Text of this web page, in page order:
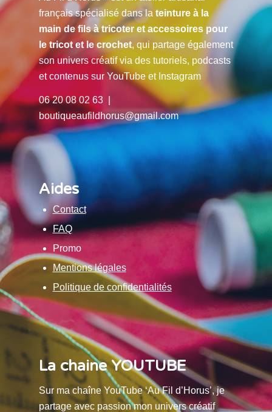
français spécialisé dans la teinture à la
main de fils à tricoter et accessoires pour
le tricot et le crochet, qui partage également
son univers créatif via des tutoriels, podcasts
et contenus sur YouTube et Instagram
06 20 08 02 63 |
boutiqueaufildhorus@gmail.com
Aides
Contact
FAQ
Promo
Mentions légales
Politique de confidentialités
La chaine YOUTUBE
Sur ma chaîne YouTube ‘Au Fil d’Horus’, je
partage avec passion mon univers créatif